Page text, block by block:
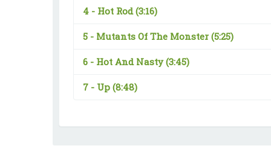
4 - Hot Rod(3:16)
5 - Mutants Of The Monster (5:25)
6 - Hot And Nasty(3:45)
7 - Up (8:48)